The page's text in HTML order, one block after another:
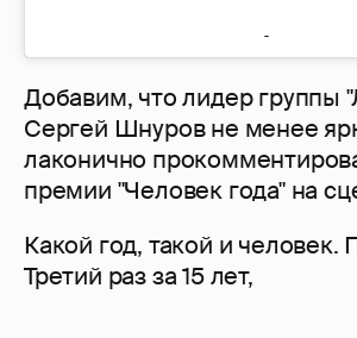
Добавим, что лидер группы
Сергей Шнуров не менее
лаконично
премии "Человек года" на
Какой год, такой и человек.
Третий раз за 15 лет,